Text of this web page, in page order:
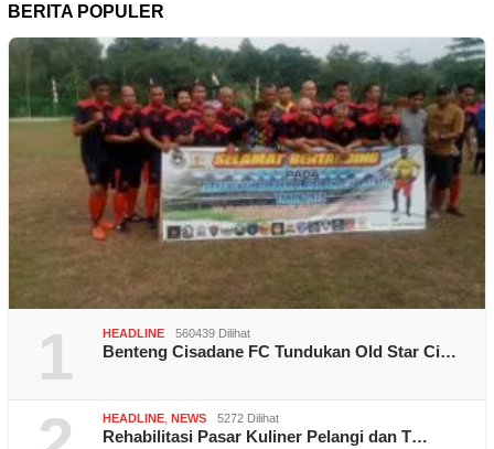
BERITA POPULER
1 HEADLINE 560439 Dilihat
Benteng Cisadane FC Tundukan Old Star Ci…
HEADLINE NEWS 5272 Dilihat
Rehabilitasi Pasar Kuliner Pelangi dan T…